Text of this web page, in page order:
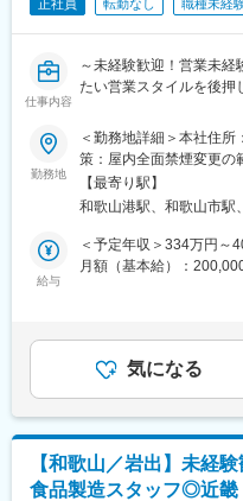
■扱うサービス
キッチン・掃除用品、
■組織構成
く、裁量権を持って組織
■業務の魅力
自社工場を持つメーカー
■教育体制
年間休日120日、土日祝
手当・退職金制度等福利
■想定されるキャリアパス
品質管理のプロフェッシ
い、将来的な幹部候補も
正社員 転勤なし 職種未経
仕事内容
～未経験歓迎！営業未経
たい営業スタイルを後押
■業務概要：住宅用木材
期管理を担当します。
材料を販売する会社や
業がメインとなるため安
＜具体的なお仕事のイメ
▼
顧客と商談：
製品は約200万円かかる
社内で打ち合わせ：CAD
きるかすり合わせします
勤務地
＜勤務地詳細＞本社住
策：屋内全面禁煙変更の
【最寄り駅】
和歌山港駅、和歌山市駅
給与
＜予定年収＞334万円～
月額（基本給）：
は年令・経験により優
でも目安の金額であり
す。月給(月額)は固定手
気になる
【和歌山／岩出】未経
食品製造スタッフ◎近畿